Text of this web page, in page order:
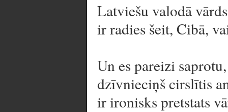
Latviešu valodā
ir radies šeit, Cibā,
Un es pareizi
dzīvnieciņš cirslītis
ir ironisks pretstats